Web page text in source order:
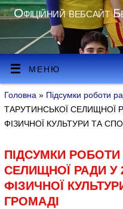
Офіційний вебсайт
МЕНЮ
Головна » Підсумки роботи
ТАРУТИНСЬКОЇ СЕЛИЩНОЇ
ФІЗИЧНОЇ КУЛЬТУРИ ТА
ПІДСУМКИ РОБОТИ
СЕЛИЩНОЇ РАДИ У
ФІЗИЧНОЇ
ГРОМАДІ